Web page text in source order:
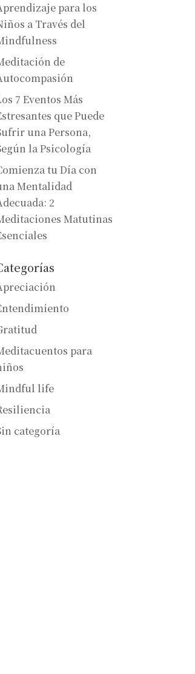
para los
a Través del
de
7 Eventos Más
que Puede
una Persona,
la Psicología
tu Día con
Mentalidad
2
Matutinas
para
life
categoría